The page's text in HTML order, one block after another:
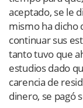
aceptado, se le
mismo ha dicho
continuar sus
tanto tuvo que
estudios dado
carencia de
dinero, se pagó